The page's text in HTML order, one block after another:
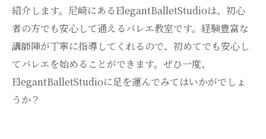
紹介します。尼崎にあるElegantBalletStudioは、初心
者の方でも安心して通えるバレエ教室です。経験豊富な
講師陣が丁寧に指導してくれるので、初めてでも安心し
てバレエを始めることができます。ぜひ一度、
ElegantBalletStudioに足を運んでみてはいかがでしょ
うか？